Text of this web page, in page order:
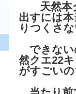
天然本
出すには
りつくさ
できな
然クエ22
がすごい